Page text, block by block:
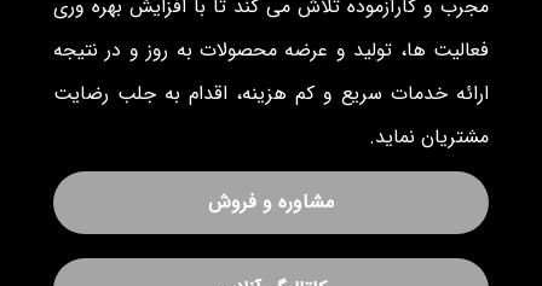
مجرب و کارآزموده تلاش می کند تا با افزایش بهره وری
فعالیت ها، تولید و عرضه محصولات به روز و در نتیجه
ارائه خدمات سریع و کم هزینه، اقدام به جلب رضایت
مشتریان نماید.
مشاوره و فروش